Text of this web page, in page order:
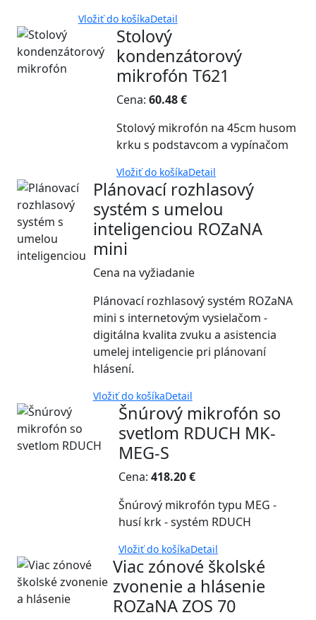
Vložiť do košíkaDetail
Stolový
kondenzátorový
mikrofón T621
Cena:60.48 €
Stolový mikrofón na 45cm husom
krku s podstavcom a vypínačom
Vložiť do košíkaDetail
Plánovací rozhlasový
systém s umelou
inteligenciou ROZaNA
mini
Cena na vyžiadanie
Plánovací rozhlasový systém ROZaNA
mini s internetovým vysielačom -
digitálna kvalita zvuku a asistencia
umelej inteligencie pri plánovaní
hlásení.
Vložiť do košíkaDetail
Šnúrový mikrofón so
svetlom RDUCH MK-
MEG-S
Cena:418.20 €
Šnúrový mikrofón typu MEG -
husí krk - systém RDUCH
Vložiť do košíkaDetail
Viac zónové školské
zvonenie a hlásenie
ROZaNA ZOS 70